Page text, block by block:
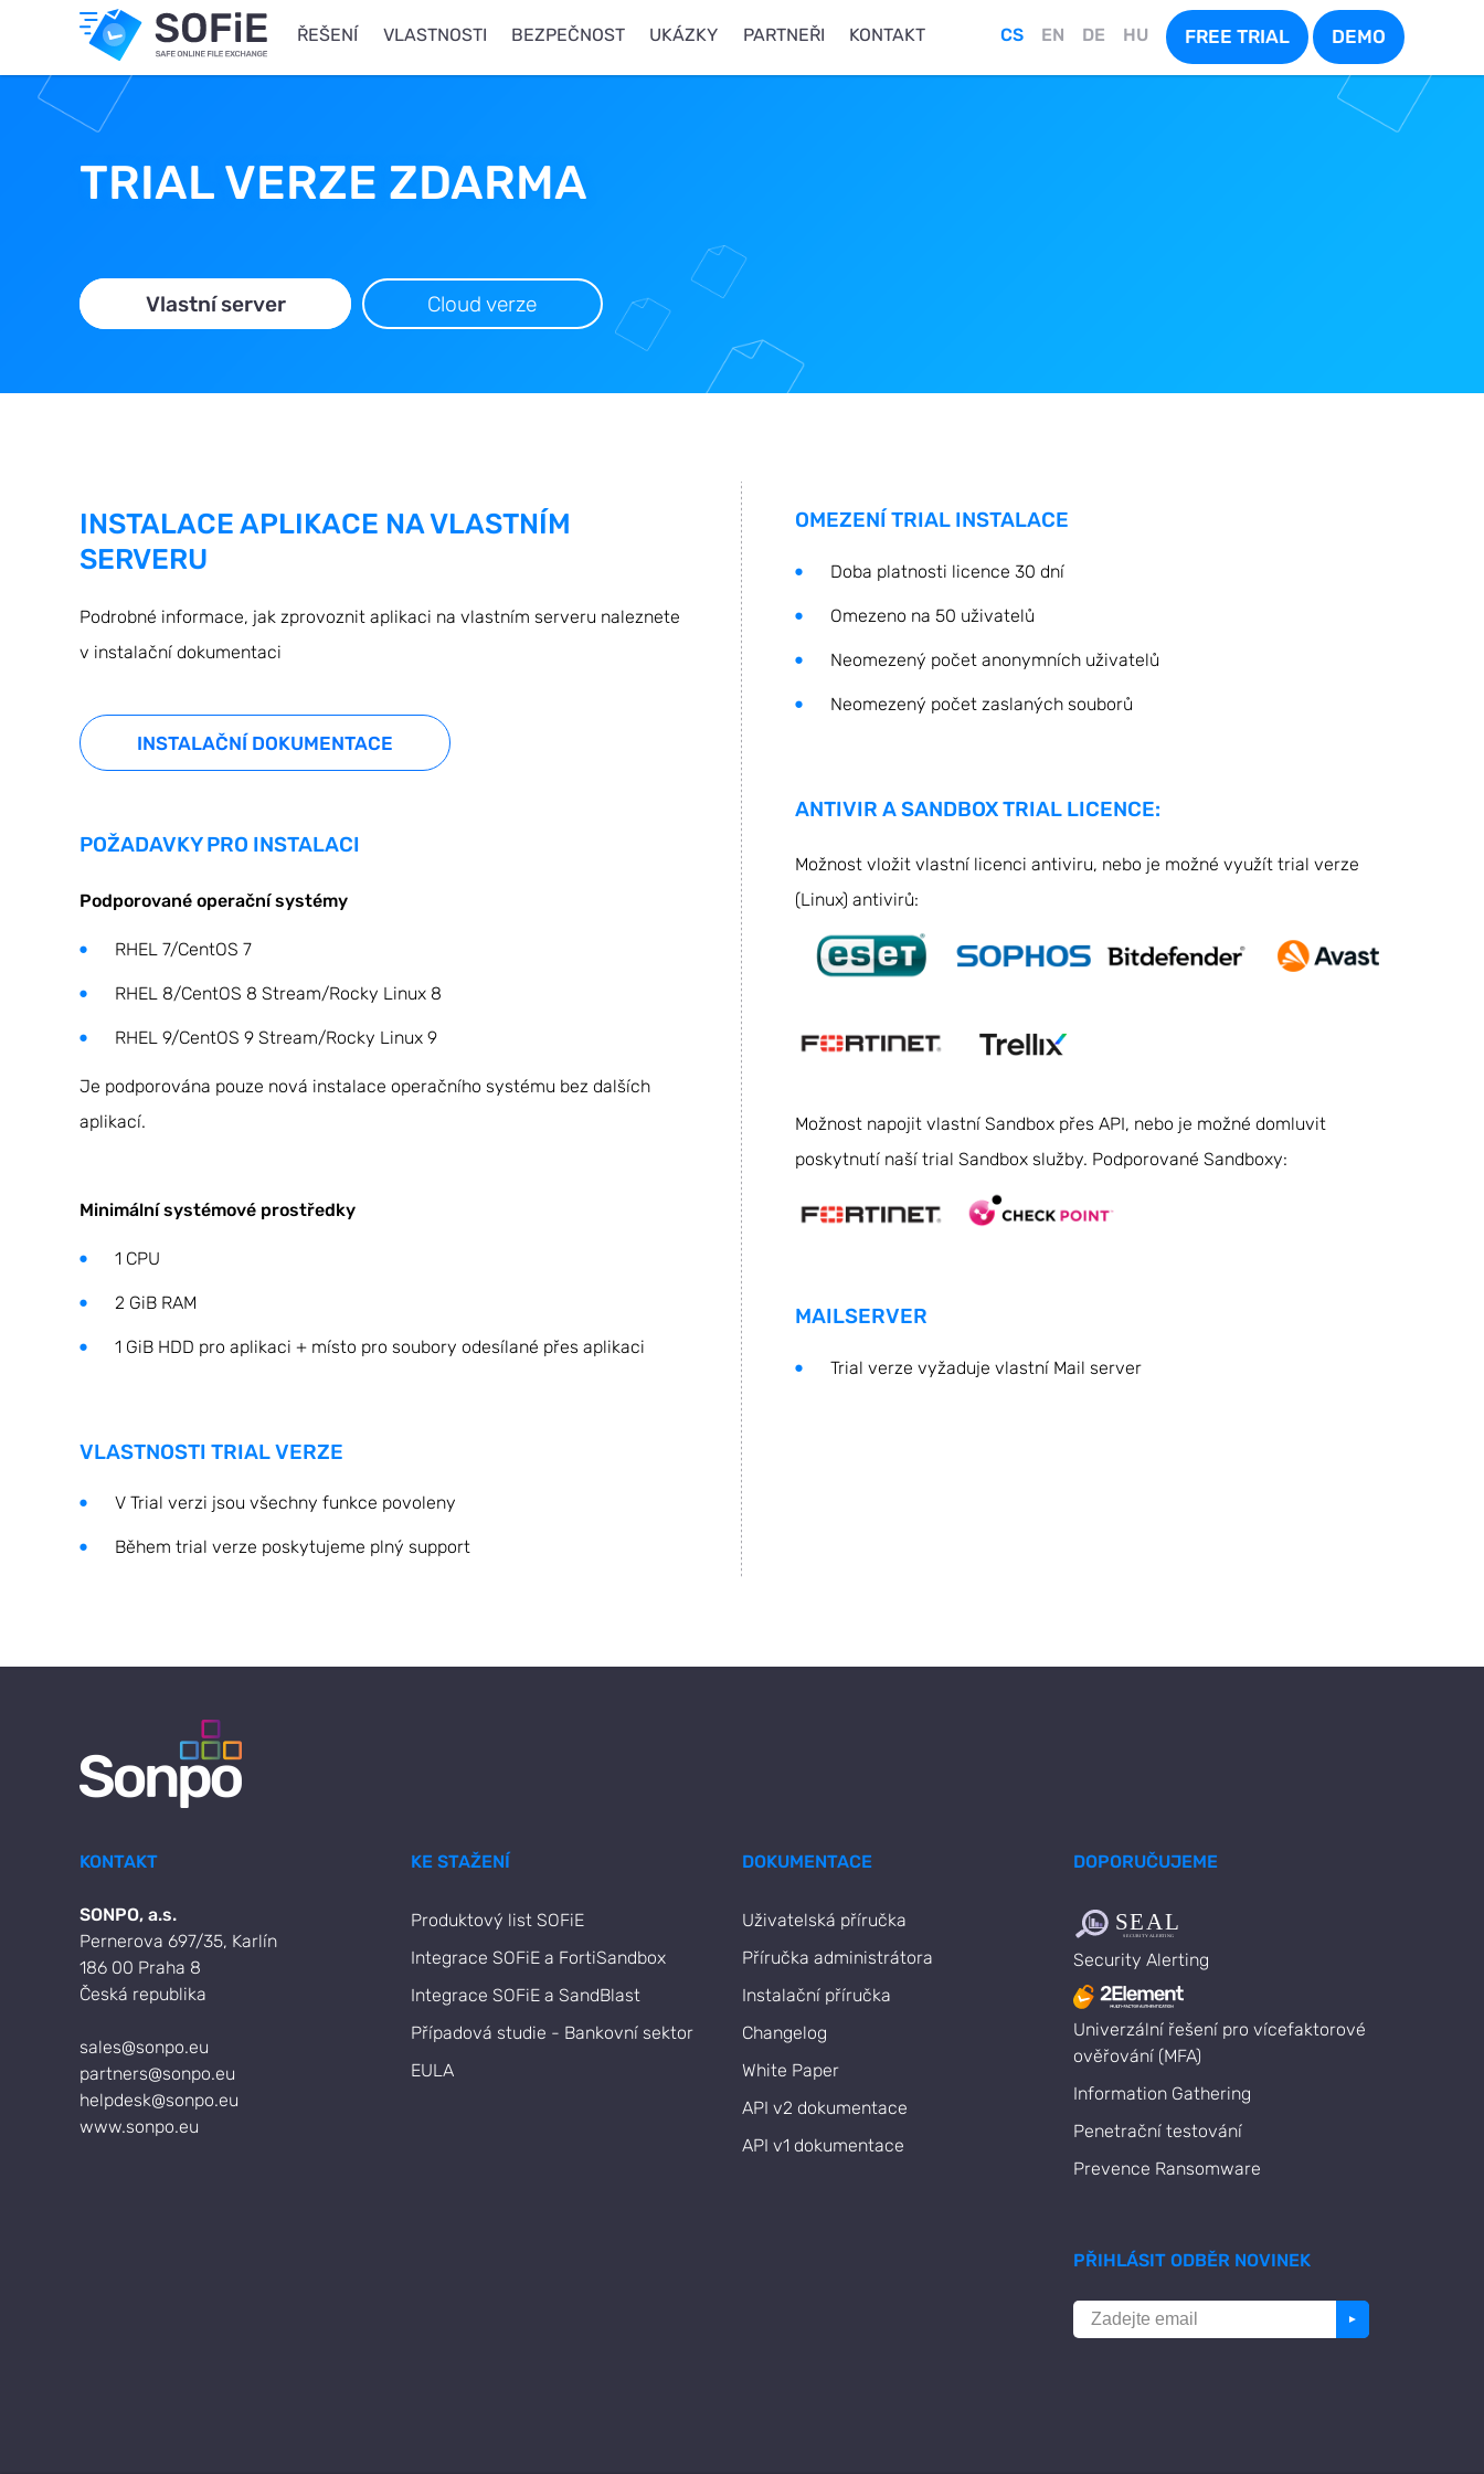
ŘEŠENÍ VLASTNOSTI BEZPEČNOST UKÁZKY PARTNEŘI KONTAKT CS EN DE HU FREE TRIAL DEMO
TRIAL VERZE ZDARMA
Vlastní server Cloud verze
INSTALACE APLIKACE NA VLASTNÍM
SERVERU
Podrobné informace, jak zprovoznit aplikaci na vlastním serveru naleznete
v instalační dokumentaci
INSTALAČNÍ DOKUMENTACE
POŽADAVKY PRO INSTALACI
Podporované operační systémy
RHEL 7/CentOS 7
RHEL 8/CentOS 8 Stream/Rocky Linux 8
RHEL 9/CentOS 9 Stream/Rocky Linux 9
Je podporována pouze nová instalace operačního systému bez dalších
aplikací.
Minimální systémové prostředky
1 CPU
2 GiB RAM
1 GiB HDD pro aplikaci + místo pro soubory odesílané přes aplikaci
VLASTNOSTI TRIAL VERZE
V Trial verzi jsou všechny funkce povoleny
Během trial verze poskytujeme plný support
OMEZENÍ TRIAL INSTALACE
Doba platnosti licence 30 dní
Omezeno na 50 uživatelů
Neomezený počet anonymních uživatelů
Neomezený počet zaslaných souborů
ANTIVIR A SANDBOX TRIAL LICENCE:
Možnost vložit vlastní licenci antiviru, nebo je možné využít trial verze
(Linux) antivirů:
Možnost napojit vlastní Sandbox přes API, nebo je možné domluvit
poskytnutí naší trial Sandbox služby. Podporované Sandboxy:
MAILSERVER
Trial verze vyžaduje vlastní Mail server
KONTAKT
SONPO, a.s.
Pernerova 697/35, Karlín
186 00 Praha 8
Česká republika
sales@sonpo.eu
partners@sonpo.eu
helpdesk@sonpo.eu
www.sonpo.eu
KE STAŽENÍ
Produktový list SOFiE
Integrace SOFiE a FortiSandbox
Integrace SOFiE a SandBlast
Případová studie - Bankovní sektor
EULA
DOKUMENTACE
Uživatelská příručka
Příručka administrátora
Instalační příručka
Changelog
White Paper
API v2 dokumentace
API v1 dokumentace
DOPORUČUJEME
Security Alerting
Univerzální řešení pro vícefaktorové
ověřování (MFA)
Information Gathering
Penetrační testování
Prevence Ransomware
PŘIHLÁSIT ODBĚR NOVINEK
►